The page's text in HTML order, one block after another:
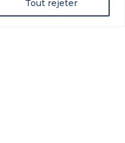
Tout rejeter
Nachrichten und